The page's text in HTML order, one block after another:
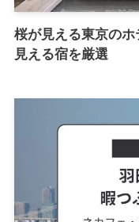
桜が見える東京の
見える宿を厳選